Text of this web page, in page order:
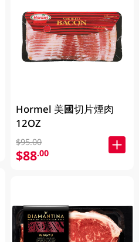
Hormel 美國切片煙肉
12OZ
$95.00
$88.00